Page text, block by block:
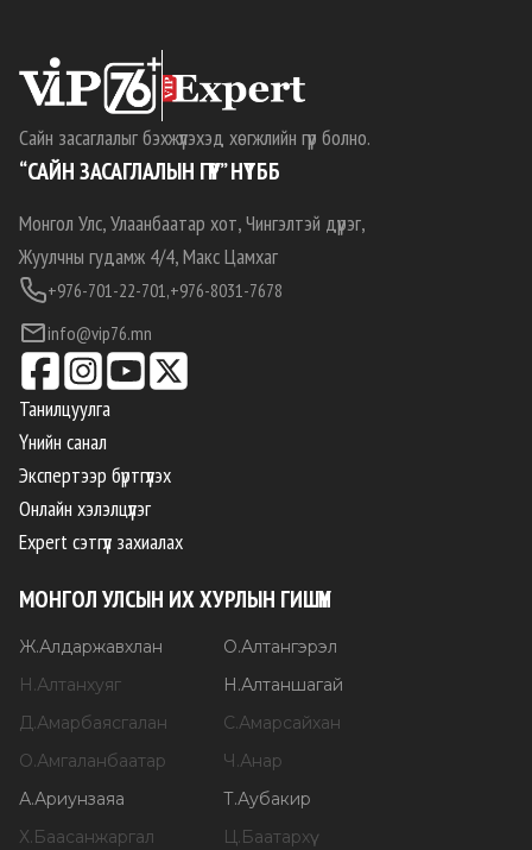
Сайн засаглалыг бэхжүүлэхэд хөгжлийн гүүр болно.
“САЙН ЗАСАГЛАЛЫН ГҮҮР” НҮТББ
Монгол Улс, Улаанбаатар хот, Чингэлтэй дүүрэг,
Жуулчны гудамж 4/4, Макс Цамхаг
+976-701-22-701,+976-8031-7678
info@vip76.mn
Танилцуулга
Үнийн санал
Экспертээр бүртгүүлэх
Онлайн хэлэлцүүлэг
Expert сэтгүүл захиалах
МОНГОЛ УЛСЫН ИХ ХУРЛЫН ГИШҮҮН
Ж.Алдаржавхлан О.Алтангэрэл
Н.Алтанхуяг Н.Алтаншагай
Д.Амарбаясгалан С.Амарсайхан
О.Амгаланбаатар Ч.Анар
А.Ариунзаяа Т.Аубакир
Х.Баасанжаргал Ц.Баатархүү